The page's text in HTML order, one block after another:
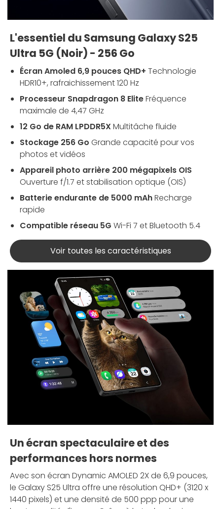
L'essentiel du Samsung Galaxy S25
Ultra 5G (Noir) - 256 Go
Écran Amoled 6,9 pouces QHD+ Technologie
HDR10+, rafraichissement 120 Hz
Processeur Snapdragon 8 EliteFréquence
maximale de 4,47 GHz
12 Go de RAM LPDDR5X Multitâche fluide
Stockage 256 Go Grande capacité pour vos
photos et vidéos
Appareil photo arrière 200 mégapixels OIS
Ouverture f/1.7 et stabilisation optique (OIS)
Batterie endurante de 5000 mAhRecharge
rapide
Compatible réseau 5G Wi-Fi 7 et Bluetooth 5.4
Voir toutes les caractéristiques
Un écran spectaculaire et des
performances hors normes
Avec son écran Dynamic AMOLED 2X de 6,9 pouces,
le Galaxy S25 Ultra offre une résolution QHD+ (3120 x
1440 pixels) et une densité de 500 ppp pour une